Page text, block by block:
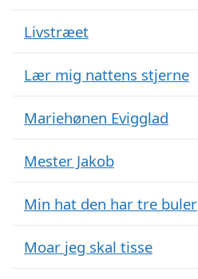
Livstræet
Lær mig nattens stjerne
Mariehønen Evigglad
Mester Jakob
Min hat den har tre buler
Moar jeg skal tisse